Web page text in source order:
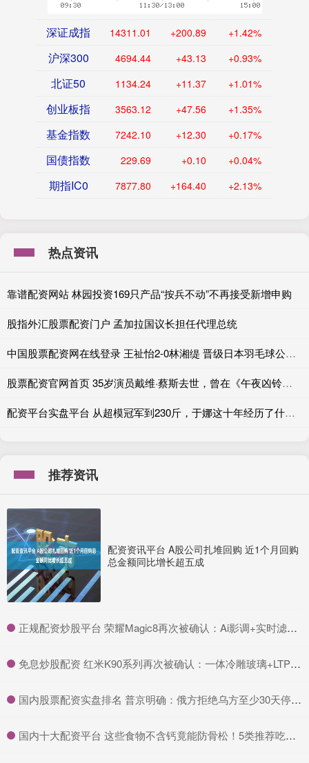
深证成指 14311.01 +200.89 +1.42%
沪深300 4694.44 +43.13 +0.93%
北证50 1134.24 +11.37 +1.01%
创业板指 3563.12 +47.56 +1.35%
基金指数 7242.10 +12.30 +0.17%
国债指数 229.69 +0.10 +0.04%
期指IC0 7877.80 +164.40 +2.13%
热点资讯
靠谱配资网站 林园投资169只产品“按兵不动”不再接受新增申购
股指外汇股票配资门户 孟加拉国议长担任代理总统
中国股票配资网在线登录 王祉怡2-0林湘缇 晋级日本羽毛球公开赛女单八强
股票配资官网首页 35岁演员戴维·蔡斯去世，曾在《午夜凶铃》中饰演萨马拉·摩根
配资平台实盘平台 从超模冠军到230斤，于娜这十年经历了什么？
推荐资讯
配资资讯平台 A股公司扎堆回购 近1个月回购
总金额同比增长超五成
​正规配资炒股平台 荣耀Magic8再次被确认：Ai影调+实时滤镜，视频能力也会显著增强
​免息炒股配资 红米K90系列再次被确认：一体冷雕玻璃+LTPS屏，Deco花活儿引期待
​国内股票配资实盘排名 普京明确：俄方拒绝乌方至少30天停火协议
​国内十大配资平台 这些食物不含钙竟能防骨松！5类推荐吃起来！_膳食_纤维_骨骼